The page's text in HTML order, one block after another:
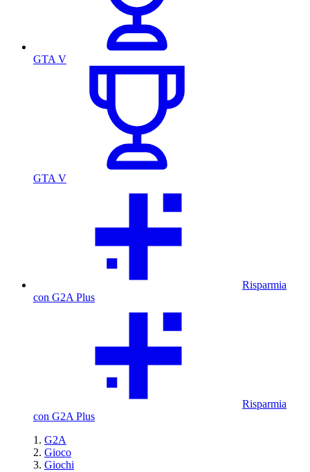
GTA V
GTA V
Risparmia
con G2A Plus
Risparmia
con G2A Plus
G2A
Gioco
Giochi